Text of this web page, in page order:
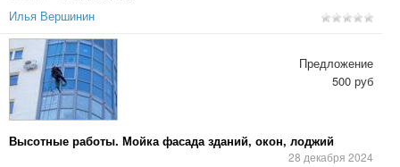
Илья Вершинин
Высотные работы. Мойка фасада зданий, окон, лоджий
28 декабря 2024
Предложение
500 руб